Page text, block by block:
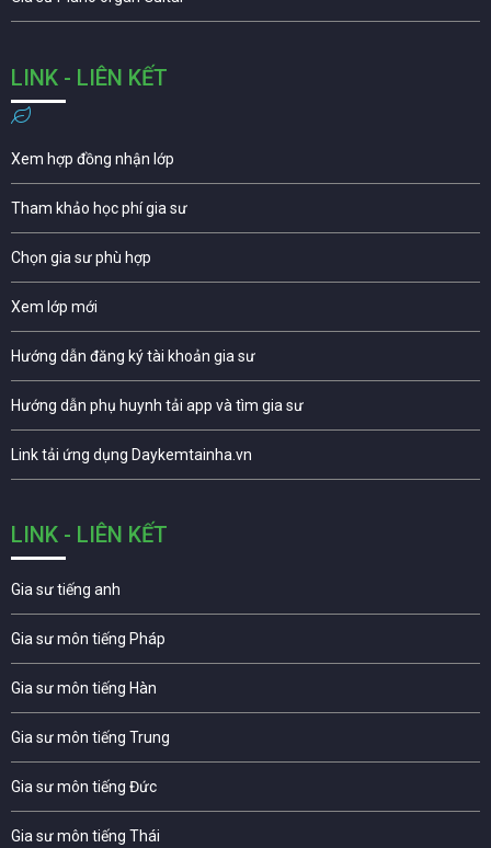
LINK - LIÊN KẾT
Xem hợp đồng nhận lớp
Tham khảo học phí gia sư
Chọn gia sư phù hợp
Xem lớp mới
Hướng dẫn đăng ký tài khoản gia sư
Hướng dẫn phụ huynh tải app và tìm gia sư
Link tải ứng dụng Daykemtainha.vn
LINK - LIÊN KẾT
Gia sư tiếng anh
Gia sư môn tiếng Pháp
Gia sư môn tiếng Hàn
Gia sư môn tiếng Trung
Gia sư môn tiếng Đức
Gia sư môn tiếng Thái